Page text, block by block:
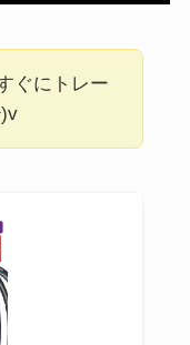
ぐにトレー